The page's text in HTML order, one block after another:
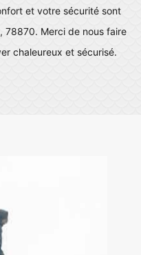
et votre sécurité sont
78870. Merci de nous faire
chaleureux et sécurisé.